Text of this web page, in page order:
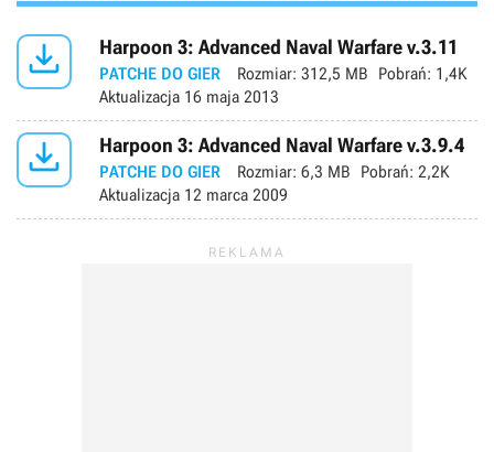
 Harpoon 3: Advanced Naval Warfare v.3.11
PATCHE DO GIER Rozmiar: 312,5 MB Pobrań: 1,4K
Aktualizacja 16 maja 2013
 Harpoon 3: Advanced Naval Warfare v.3.9.4
PATCHE DO GIER Rozmiar: 6,3 MB Pobrań: 2,2K
Aktualizacja 12 marca 2009